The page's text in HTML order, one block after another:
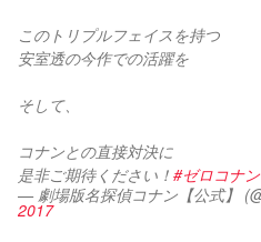
このトリプルフェイスを持つ
安室透の今作での活躍を
そして、
コナンとの直接対決に
是非ご期待ください！ #ゼロコナン
— 劇場版名探偵コナン【公式】
2017